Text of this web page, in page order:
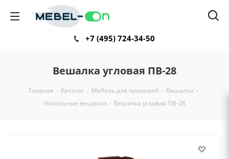
+7 (495) 724-34-50
Вешалка угловая ПВ-28
Главная - Каталог - Мебель для прихожей - Вешалки -
Напольные вешалки - Вешалка угловая ПВ-28